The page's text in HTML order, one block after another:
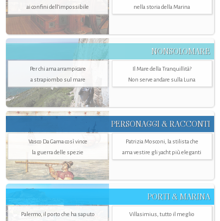
ai confini dell’impossibile
nella storia della Marina
NONSOLOMARE
Per chi ama arrampicare
a strapiombo sul mare
Il Mare della Tranquillità?
Non serve andare sulla Luna
PERSONAGGI & RACCONTI
Vasco Da Gama così vince
la guerra delle spezie
Patrizia Mosconi, la stilista che
ama vestire gli yacht più eleganti
PORTI & MARINA
Palermo, il porto che ha saputo
Villasimius, tutto il meglio